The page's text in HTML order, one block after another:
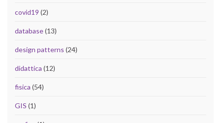
covid19 (2)
database(13)
design patterns (24)
didattica (12)
fisica (54)
GIS (1)